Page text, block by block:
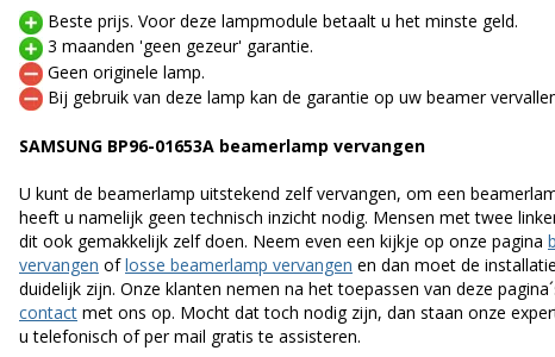
Beste prijs. Voor deze lampmodule betaalt u het minste geld.
3 maanden 'geen gezeur' garantie.
Geen originele lamp.
Bij gebruik van deze lamp kan de garantie op uw beamer
SAMSUNG BP96-01653A beamerlamp vervangen
U kunt de beamerlamp uitstekend zelf vervangen, om een
heeft u namelijk geen technisch inzicht nodig. Mensen met twee
dit ook gemakkelijk zelf doen. Neem even een kijkje op onze pagina
vervangen oflosse beamerlamp vervangen en dan moet de
duidelijk zijn. Onze klanten nemen na het toepassen van deze
contact met ons op. Mocht dat toch nodig zijn, dan staan onze
u telefonisch of per mail gratis te assisteren.